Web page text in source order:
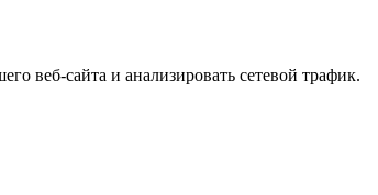
веб-сайта и анализировать сетевой трафик.